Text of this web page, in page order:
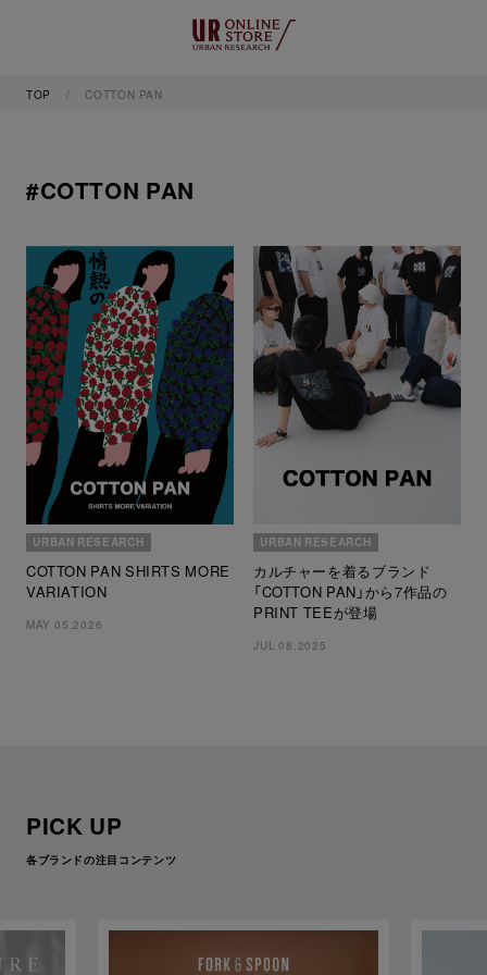
TOP COTTON PAN
#COTTON PAN
URBAN RESEARCH
COTTON PAN SHIRTS MORE
VARIATION
MAY 05,2026
URBAN RESEARCH
カルチャーを着るブランド
「COTTON PAN」から7作品の
PRINT TEEが登場
JUL 08,2025
PICK UP
各ブランドの注目コンテンツ